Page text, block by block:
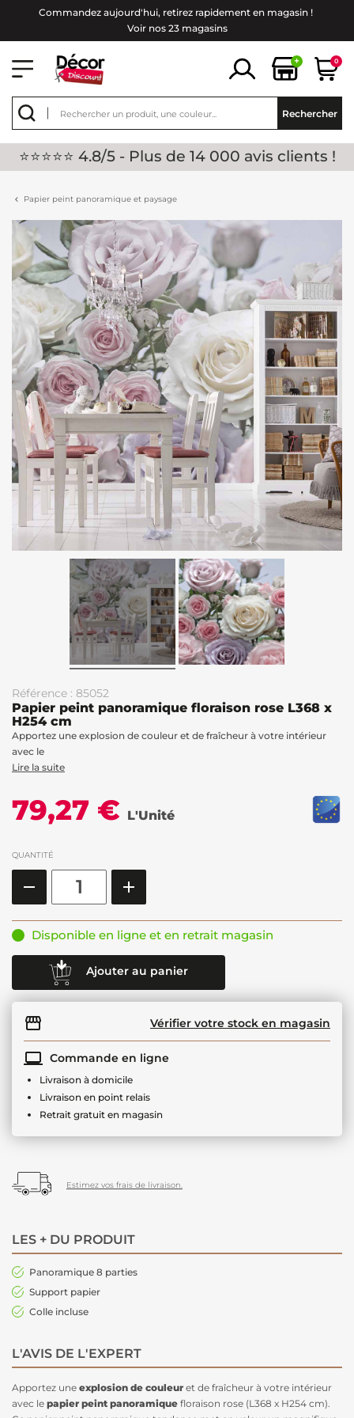
Commandez aujourd'hui, retirez rapidement en magasin !
Voir nos 23 magasins
+ 0
Rechercher
⭐⭐⭐⭐⭐ 4.8/5 - Plus de 14 000 avis clients !
Papier peint panoramique et paysage
Référence : 85052
Papier peint panoramique floraison rose L368 x
H254 cm
Apportez une explosion de couleur et de fraîcheur à votre intérieur
avec le
Lire la suite
79,27 € L'Unité
QUANTITÉ
Disponible en ligne et en retrait magasin
Ajouter au panier
Vérifier votre stock en magasin
Commande en ligne
Livraison à domicile
Livraison en point relais
Retrait gratuit en magasin
Estimez vos frais de livraison.
LES + DU PRODUIT
Panoramique 8 parties
Support papier
Colle incluse
L'AVIS DE L'EXPERT
Apportez une explosion de couleur et de fraîcheur à votre intérieur
avec le papier peint panoramique floraison rose (L368 x H254 cm).